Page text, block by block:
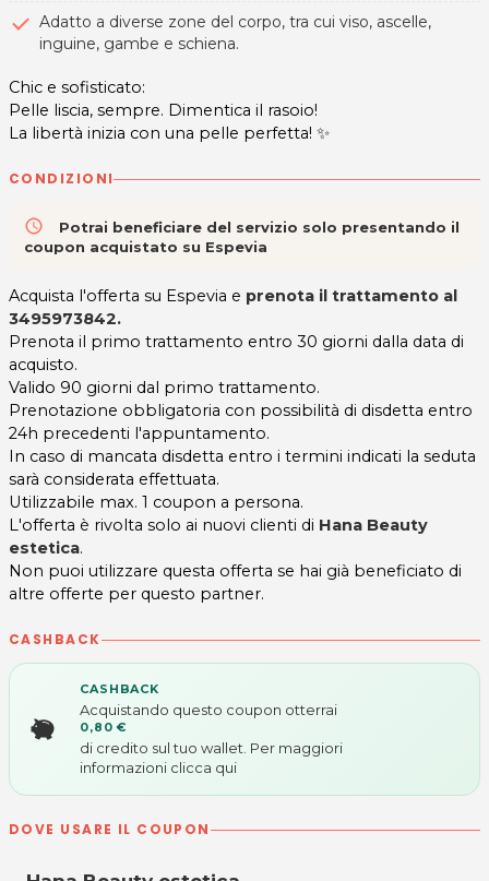
Adatto a diverse zone del corpo, tra cui viso, ascelle,
inguine, gambe e schiena.
Chic e sofisticato:
Pelle liscia, sempre. Dimentica il rasoio!
La libertà inizia con una pelle perfetta! ✨
CONDIZIONI
access_time
Potrai beneficiare del servizio solo presentando il
coupon acquistato su Espevia
Acquista l'offerta su Espevia e prenota il trattamento al
3495973842.
Prenota il primo trattamento entro 30 giorni dalla data di
acquisto.
Valido 90 giorni dal primo trattamento.
Prenotazione obbligatoria con possibilità di disdetta entro
24h precedenti l'appuntamento.
In caso di mancata disdetta entro i termini indicati la seduta
sarà considerata effettuata.
Utilizzabile max. 1 coupon a persona.
L'offerta è rivolta solo ai nuovi clienti di Hana Beauty
estetica.
Non puoi utilizzare questa offerta se hai già beneficiato di
altre offerte per questo partner.
CASHBACK
CASHBACK
Acquistando questo coupon otterrai
0,80 €
di credito sul tuo wallet. Per maggiori
informazioni clicca qui
DOVE USARE IL COUPON